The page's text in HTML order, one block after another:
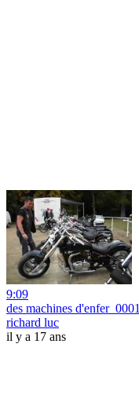
9:09
des machines d'enfer_0001
richard luc
il y a 17 ans